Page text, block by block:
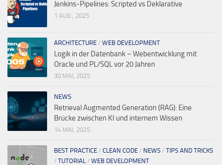
Jenkins-Pipelines: Scripted vs Deklarative
1 AUG., 2025
ARCHITECTURE / WEB DEVELOPMENT
Logik in der Datenbank – Webentwicklung mit
Oracle und PL/SQL vor 20 Jahren
30 MAI, 2025
NEWS
Retrieval Augmented Generation (RAG): Eine
Brücke zwischen KI und internem Wissen
14 MAI, 2025
BEST PRACTICE / CLEAN CODE / NEWS / TIPS AND TRICKS
/ TUTORIAL / WEB DEVELOPMENT